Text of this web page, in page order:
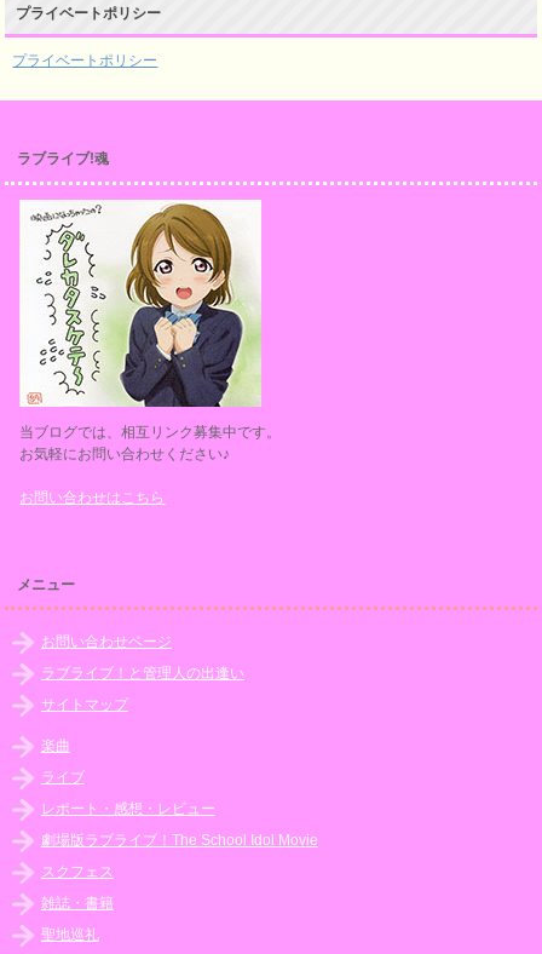
プライベートポリシー
プライベートポリシー
ラブライブ!魂
当ブログでは、相互リンク募集中です。
お気軽にお問い合わせください♪
お問い合わせはこちら
メニュー
お問い合わせページ
ラブライブ！と管理人の出逢い
サイトマップ
楽曲
ライブ
レポート・感想・レビュー
劇場版ラブライブ！The School Idol Movie
スクフェス
雑誌・書籍
聖地巡礼